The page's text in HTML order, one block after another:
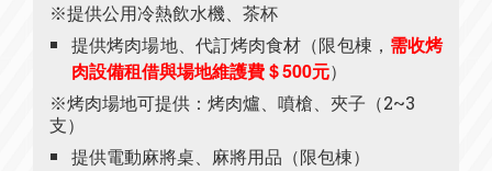
※提供公用冷熱飲水機、茶杯
提供烤肉場地、代訂烤肉食材（限包棟， 需收烤
肉設備租借與場地維護費＄500元）
※烤肉場地可提供：烤肉爐、噴槍、夾子（2~3
支）
提供電動麻將桌、麻將用品（限包棟）